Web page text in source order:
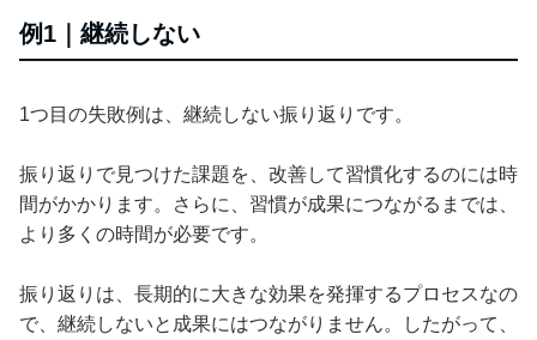
例1｜継続しない
1つ目の失敗例は、継続しない振り返りです。
振り返りで見つけた課題を、改善して習慣化するのには時
間がかかります。さらに、習慣が成果につながるまでは、
より多くの時間が必要です。
振り返りは、長期的に大きな効果を発揮するプロセスなの
で、継続しないと成果にはつながりません。したがって、